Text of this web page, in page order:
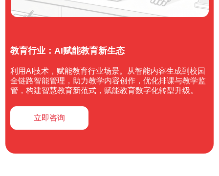
教育行业：AI赋能教育新生态
利用AI技术，赋能教育行业场景。从智能内容生成到校园
全链路智能管理，助力教学内容创作，优化排课与教学监
管，构建智慧教育新范式，赋能教育数字化转型升级。
立即咨询